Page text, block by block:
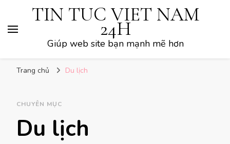
TIN TUC VIET NAM
24H
Giúp web site bạn mạnh mẽ hơn
Trang chủ Du lịch
CHUYÊN MỤC
Du lịch